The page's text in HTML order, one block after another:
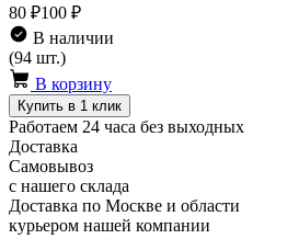
80 ₽100 ₽
В наличии
(94 шт.)
В корзину
Купить в 1 клик
Работаем 24 часа без выходных
Доставка
Самовывоз
с нашего склада
Доставка по Москве и области
курьером нашей компании